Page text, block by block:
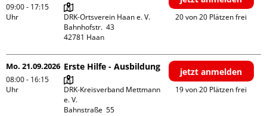
09:00 - 17:15
Uhr
DRK-Ortsverein Haan e. V.
Bahnhofstr.  43
20 von 20 Plätzen frei
Mo. 21.09.2026
08:00 - 16:15
Uhr
Erste Hilfe - Ausbildung
DRK-Kreisverband Mettmann
e. V.
Bahnstraße  55
jetzt anmelden
19 von 20 Plätzen frei